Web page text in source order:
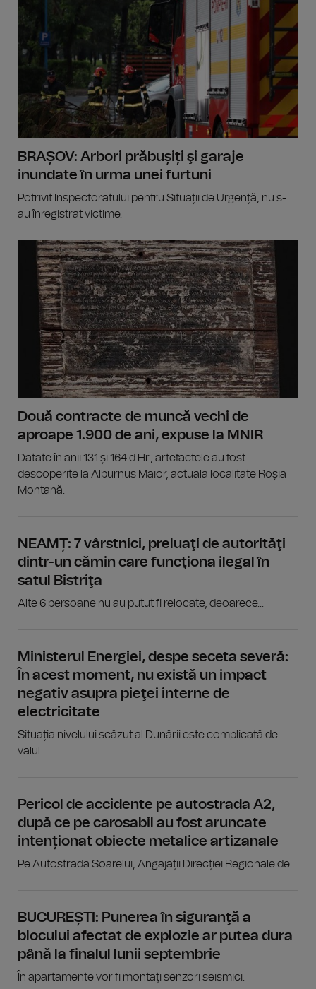
BRAȘOV: Arbori prăbușiți şi garaje
inundate în urma unei furtuni
Potrivit Inspectoratului pentru Situații de Urgență, nu s-
au înregistrat victime.
Două contracte de muncă vechi de
aproape 1.900 de ani, expuse la MNIR
Datate în anii 131 și 164 d.Hr., artefactele au fost
descoperite la Alburnus Maior, actuala localitate Roșia
Montană.
NEAMȚ: 7 vârstnici, preluaţi de autorităţi
dintr-un cămin care funcţiona ilegal în
satul Bistriţa
Alte 6 persoane nu au putut fi relocate, deoarece...
Ministerul Energiei, despe seceta severă:
În acest moment, nu există un impact
negativ asupra pieţei interne de
electricitate
Situația nivelului scăzut al Dunării este complicată de
valul...
Pericol de accidente pe autostrada A2,
după ce pe carosabil au fost aruncate
intenționat obiecte metalice artizanale
Pe Autostrada Soarelui, Angajații Direcției Regionale de...
BUCUREȘTI: Punerea în siguranţă a
blocului afectat de explozie ar putea dura
până la finalul lunii septembrie
În apartamente vor fi montați senzori seismici.